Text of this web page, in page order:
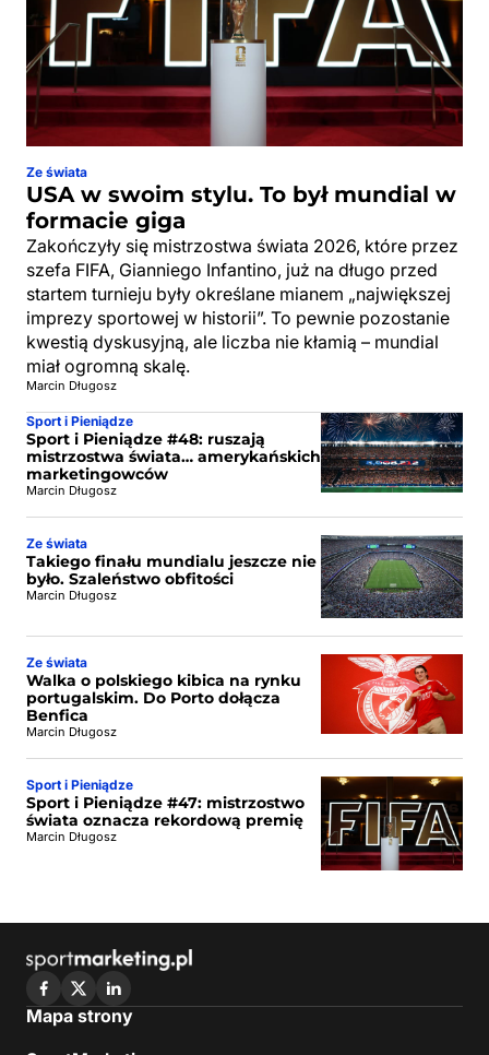
Ze świata
USA w swoim stylu. To był mundial w
formacie giga
Zakończyły się mistrzostwa świata 2026, które przez
szefa FIFA, Gianniego Infantino, już na długo przed
startem turnieju były określane mianem „największej
imprezy sportowej w historii”. To pewnie pozostanie
kwestią dyskusyjną, ale liczba nie kłamią – mundial
miał ogromną skalę.
Marcin Długosz
Sport i Pieniądze
Sport i Pieniądze #48: ruszają
mistrzostwa świata… amerykańskich
marketingowców
Marcin Długosz
Ze świata
Takiego finału mundialu jeszcze nie
było. Szaleństwo obfitości
Marcin Długosz
Ze świata
Walka o polskiego kibica na rynku
portugalskim. Do Porto dołącza
Benfica
Marcin Długosz
Sport i Pieniądze
Sport i Pieniądze #47: mistrzostwo
świata oznacza rekordową premię
Marcin Długosz
Mapa strony